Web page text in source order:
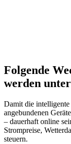
Folgende
werden
Damit die
angebundenen
– dauerhaft online
Strompreise,
steuern.